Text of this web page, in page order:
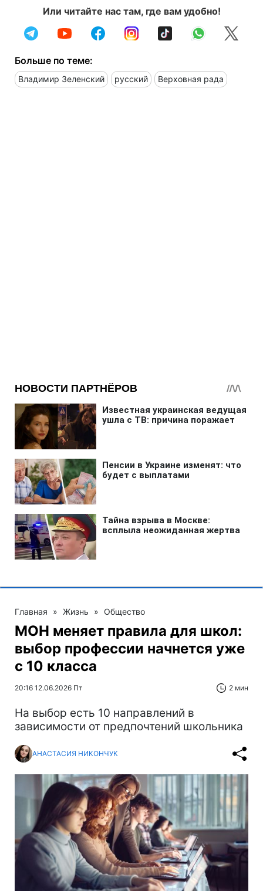
Или читайте нас там, где вам удобно!
Больше по теме:
Владимир Зеленский русский Верховная рада
Главная » Жизнь » Общество
МОН меняет правила для школ:
выбор профессии начнется уже
с 10 класса
20:16 12.06.2026 Пт 2 мин
На выбор есть 10 направлений в
зависимости от предпочтений школьника
АНАСТАСИЯ НИКОНЧУК